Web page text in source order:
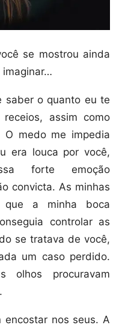
se mostrou ainda
imaginar…
saber o quanto eu te
assim como
O medo me impedia
era louca por você,
forte emoção
convicta. As minhas
que a minha boca
controlar as
se tratava de você,
um caso perdido.
procuravam
encostar nos seus. A